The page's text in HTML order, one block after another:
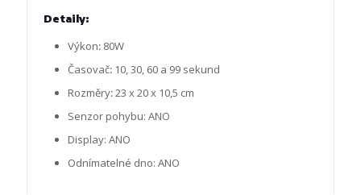
Detaily:
Výkon: 80W
Časovač: 10, 30, 60 a 99 sekund
Rozměry:23 x 20 x 10,5 cm
Senzor pohybu: ANO
Display: ANO
Odnímatelné dno: ANO